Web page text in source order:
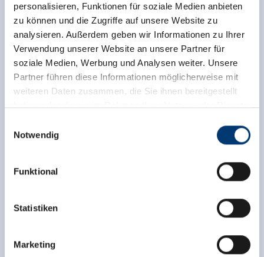
personalisieren, Funktionen für soziale Medien anbieten
zu können und die Zugriffe auf unsere Website zu
analysieren. Außerdem geben wir Informationen zu Ihrer
Verwendung unserer Website an unsere Partner für
soziale Medien, Werbung und Analysen weiter. Unsere
Partner führen diese Informationen möglicherweise mit
weiteren Daten zusammen, die Sie ihnen bereitgestellt
haben oder die sie im Rahmen Ihrer Nutzung der Dienste
Rohr 23// A-6280 Zell am Ziller
www.zillertalarena.com
Notwendig
Funktional
Statistiken
Marketing